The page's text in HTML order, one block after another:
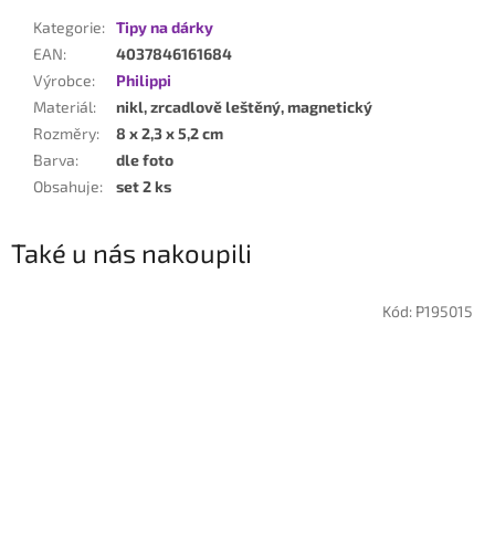
Kategorie: Tipy na dárky
EAN:
4037846161684
Výrobce:
Philippi
Materiál:
nikl, zrcadlově leštěný, magnetický
Rozměry:
8 x 2,3 x 5,2 cm
Barva:
dle foto
Obsahuje: set 2 ks
Také u nás nakoupili
Kód: P195015